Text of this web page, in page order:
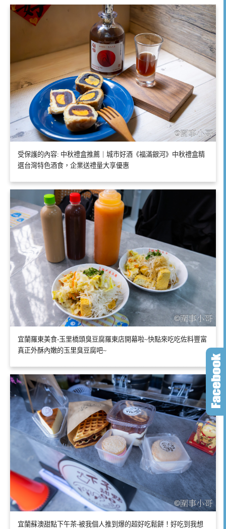
受保護的內容: 中秋禮盒推薦｜城市好酒《福滿銀河》中秋禮盒精
選台灣特色酒食，企業送禮量大享優惠
宜蘭羅東美食-玉里橋頭臭豆腐羅東店開幕啦~快點來吃吃佐料豐富
真正外酥內嫩的玉里臭豆腐吧~
宜蘭蘇澳甜點下午茶-被我個人推到爆的超好吃鬆餅！好吃到我想